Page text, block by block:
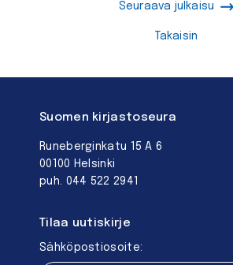
Takaisin
Seuraava julkaisu
Suomen kirjastoseura
Runeberginkatu 15 A 6
00100 Helsinki
puh. 044 522 2941
Tilaa uutiskirje
Sähköpostiosoite: